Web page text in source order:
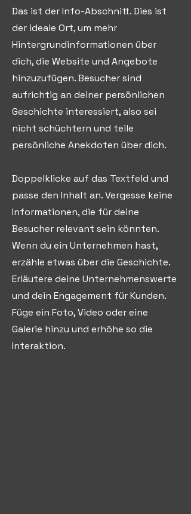
Das ist der Info-Abschnitt. Dies ist
der ideale Ort, um mehr
Hintergrundinformationen über
dich, die Website und Angebote
hinzuzufügen. Besucher sind
aufrichtig an deiner persönlichen
Geschichte interessiert, also sei
nicht schüchtern und teile
persönliche Anekdoten über dich.
Doppelklicke auf das Textfeld und
passe den Inhalt an. Vergesse keine
Informationen, die für deine
Besucher relevant sein könnten.
Wenn du ein Unternehmen hast,
erzähle etwas über die Geschichte.
Erläutere deine Unternehmenswerte
und dein Engagement für Kunden.
Füge ein Foto, Video oder eine
Galerie hinzu und erhöhe so die
Interaktion.